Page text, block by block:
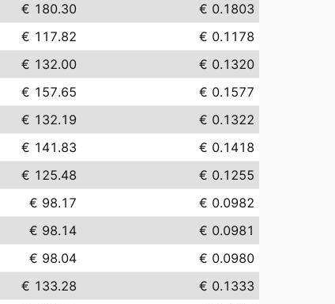
€ 180.30
€ 0.1803
€ 117.82
€ 0.1178
€ 132.00
€ 0.1320
€ 157.65
€ 0.1577
€ 132.19
€ 0.1322
€ 141.83
€ 0.1418
€ 125.48
€ 0.1255
€ 98.17
€ 0.0982
€ 98.14
€ 0.0981
€ 98.04
€ 0.0980
€ 133.28
€ 0.1333